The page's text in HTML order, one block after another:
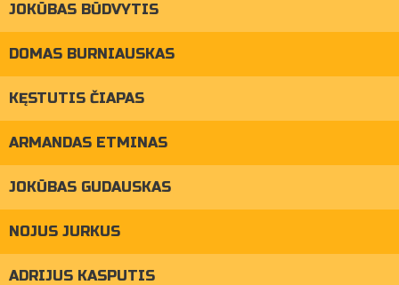
JOKŪBAS BŪDVYTIS
DOMAS BURNIAUSKAS
KĘSTUTIS ČIAPAS
ARMANDAS ETMINAS
JOKŪBAS GUDAUSKAS
NOJUS JURKUS
ADRIJUS KASPUTIS